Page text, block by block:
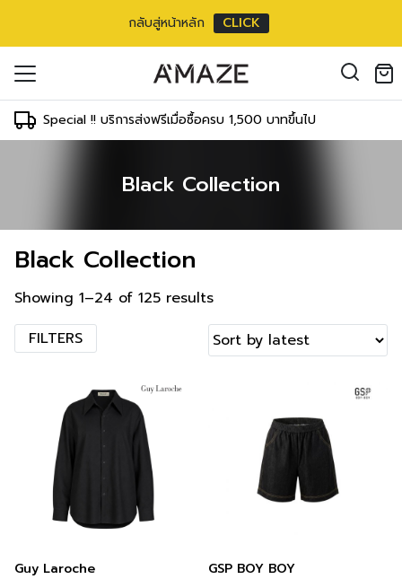
กลับสู่หน้าหลัก CLICK
Special !! บริการส่งฟรีเมื่อซื้อครบ 1,500 บาทขึ้นไป
Black Collection
Black Collection
Showing 1–24 of 125 results
FILTERS
Guy Laroche GSP BOY BOY
in the cart.
address*
ข้าสู่ระบบด้วย LINE
คลิกที่นี่เพื่อสมัครสมาชิก
ชี รวมถึงจุดประสงค์อื่นๆ ตาม